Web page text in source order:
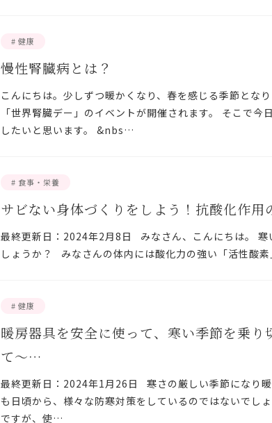
# 健康
慢性腎臓病とは？
こんにちは。少しずつ暖かくなり、春を感じる季節とな
「世界腎臓デー」のイベントが開催されます。 そこで
したいと思います。 &nbs…
# 食事・栄養
サビない身体づくりをしよう！抗酸化作
最終更新日：2024年2月8日 みなさん、こんにちは。 寒
しょうか？ みなさんの体内には酸化力の強い「活性酸
# 健康
暖房器具を安全に使って、寒い季節を乗
て～…
最終更新日：2024年1月26日 寒さの厳しい季節になり
も日頃から、様々な防寒対策をしているのではないでし
ですが、使…